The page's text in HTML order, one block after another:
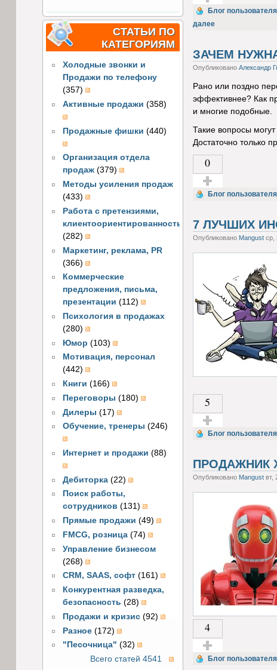
СТАТЬИ ПО
КАТЕГОРИЯМ
Холодные звонки и
Продажи по телефону
(357)
Активные продажи (358)
Продажные фишки (440)
Организация отдела
продаж (379)
Методы усиления продаж
(433)
Работа с претензиями,
клиентоориентированность
(282)
Маркетинг, реклама, PR
(366)
Коммерческие
предложения, письма,
презентации (112)
Психология в продажах
(280)
Юмор (103)
Мотивация, персонал
(442)
Книги (166)
Переговоры (180)
Дилеры (17)
Обучение, тренеры (246)
Интернет и продажи (88)
Дебиторка (22)
Поиск работы,
сотрудников (131)
Прямые продажи (49)
FMCG, розница (74)
Управление бизнесом
(268)
CRM, SAAS, софт (161)
Конкурентная разведка,
безопасность (28)
Продажи и кризис (92)
Разное (172)
"Песочница" (32)
Всего статей 4541
Голос за!
Блог
далее
ЗАЧЕМ
Опубликовано Александр
Рано или поздно
эффективнее? Как
и многие подобные.
Такие вопросы
Достаточно только
0
Голос за!
Блог
7 ЛУЧШИХ
Опубликовано Mangustср,
5
Голос за!
Блог
ПРОДАЖНИК
Опубликовано Mangustвт,
4
Голос за!
Блог